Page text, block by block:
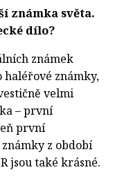
známka světa.
dílo?
známek
haléřové známky,
velmi
– první
první
známky z období
jsou také krásné.